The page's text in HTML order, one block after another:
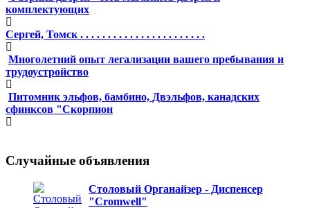
комплектующих
Сергей, Томск . . . . . . . . . . . . . . . . . . . . . . .
Многолетний опыт легализации вашего пребывания и
трудоустройство
Питомник эльфов, бамбино, Двэльфов, канадских
сфинксов "Скорпион
Случайные объявления
Столовый Органайзер - Диспенсер
"Cromwell"